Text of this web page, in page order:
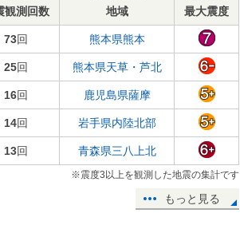
観測回数
地域
最大震度
73回 熊本県熊本
25回 熊本県天草・芦北
16回 鹿児島県薩摩
14回 岩手県内陸北部
13回 青森県三八上北
※震度3以上を観測した地震の集計です
もっと見る